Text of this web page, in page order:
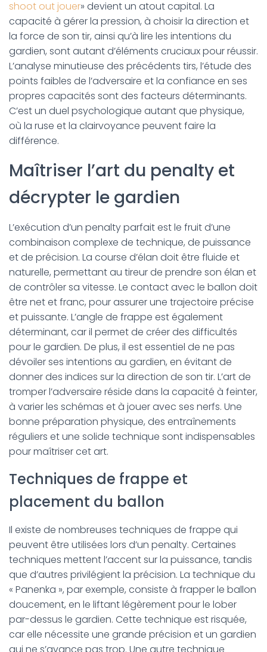
shoot out jouer» devient un atout capital. La
capacité à gérer la pression, à choisir la direction et
la force de son tir, ainsi qu’à lire les intentions du
gardien, sont autant d’éléments cruciaux pour réussir.
L’analyse minutieuse des précédents tirs, l’étude des
points faibles de l’adversaire et la confiance en ses
propres capacités sont des facteurs déterminants.
C’est un duel psychologique autant que physique,
où la ruse et la clairvoyance peuvent faire la
différence.
Maîtriser l’art du penalty et
décrypter le gardien
L’exécution d’un penalty parfait est le fruit d’une
combinaison complexe de technique, de puissance
et de précision. La course d’élan doit être fluide et
naturelle, permettant au tireur de prendre son élan et
de contrôler sa vitesse. Le contact avec le ballon doit
être net et franc, pour assurer une trajectoire précise
et puissante. L’angle de frappe est également
déterminant, car il permet de créer des difficultés
pour le gardien. De plus, il est essentiel de ne pas
dévoiler ses intentions au gardien, en évitant de
donner des indices sur la direction de son tir. L’art de
tromper l’adversaire réside dans la capacité à feinter,
à varier les schémas et à jouer avec ses nerfs. Une
bonne préparation physique, des entraînements
réguliers et une solide technique sont indispensables
pour maîtriser cet art.
Techniques de frappe et
placement du ballon
Il existe de nombreuses techniques de frappe qui
peuvent être utilisées lors d’un penalty. Certaines
techniques mettent l’accent sur la puissance, tandis
que d’autres privilégient la précision. La technique du
« Panenka », par exemple, consiste à frapper le ballon
doucement, en le liftant légèrement pour le lober
par-dessus le gardien. Cette technique est risquée,
car elle nécessite une grande précision et un gardien